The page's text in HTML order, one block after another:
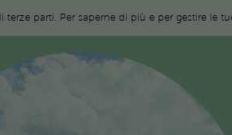
parti. Per saperne di più e per gestire le